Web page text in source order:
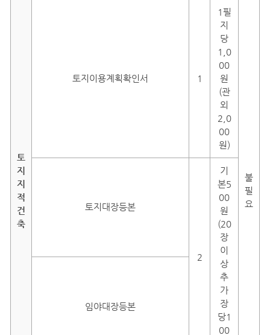
토
지
지
적
건
축
불
필
요
토지이용계획확인서 1
1필
지
당
1,0
00
원
(관
외
2,0
00
원)
토지대장등본
2
기
본5
00
원
(20
장
이
상
추
가
장
당1
00
임야대장등본